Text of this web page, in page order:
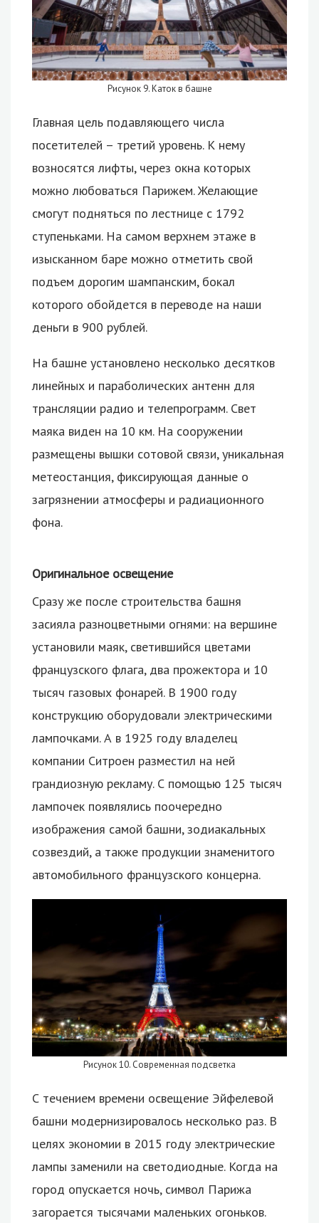
Рисунок 9. Каток в башне
Главная цель подавляющего числа
посетителей – третий уровень. К нему
возносятся лифты, через окна которых
можно любоваться Парижем. Желающие
смогут подняться по лестнице с 1792
ступеньками. На самом верхнем этаже в
изысканном баре можно отметить свой
подъем дорогим шампанским, бокал
которого обойдется в переводе на наши
деньги в 900 рублей.
На башне установлено несколько десятков
линейных и параболических антенн для
трансляции радио и телепрограмм. Свет
маяка виден на 10 км. На сооружении
размещены вышки сотовой связи, уникальная
метеостанция, фиксирующая данные о
загрязнении атмосферы и радиационного
фона.
Оригинальное освещение
Сразу же после строительства башня
засияла разноцветными огнями: на вершине
установили маяк, светившийся цветами
французского флага, два прожектора и 10
тысяч газовых фонарей. В 1900 году
конструкцию оборудовали электрическими
лампочками. А в 1925 году владелец
компании Ситроен разместил на ней
грандиозную рекламу. С помощью 125 тысяч
лампочек появлялись поочередно
изображения самой башни, зодиакальных
созвездий, а также продукции знаменитого
автомобильного французского концерна.
Рисунок 10. Современная подсветка
С течением времени освещение Эйфелевой
башни модернизировалось несколько раз. В
целях экономии в 2015 году электрические
лампы заменили на светодиодные. Когда на
город опускается ночь, символ Парижа
загорается тысячами маленьких огоньков.